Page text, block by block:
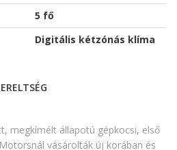
5 fő
Digitális kétzónás klíma
megkímélt állapotú gépkocsi, első
vásárolták új korában és